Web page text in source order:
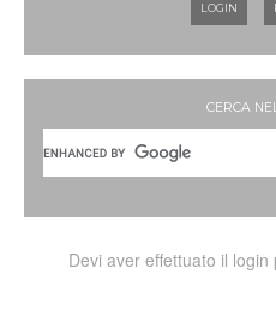
LOGIN
CERCA
Devi aver effettuato il